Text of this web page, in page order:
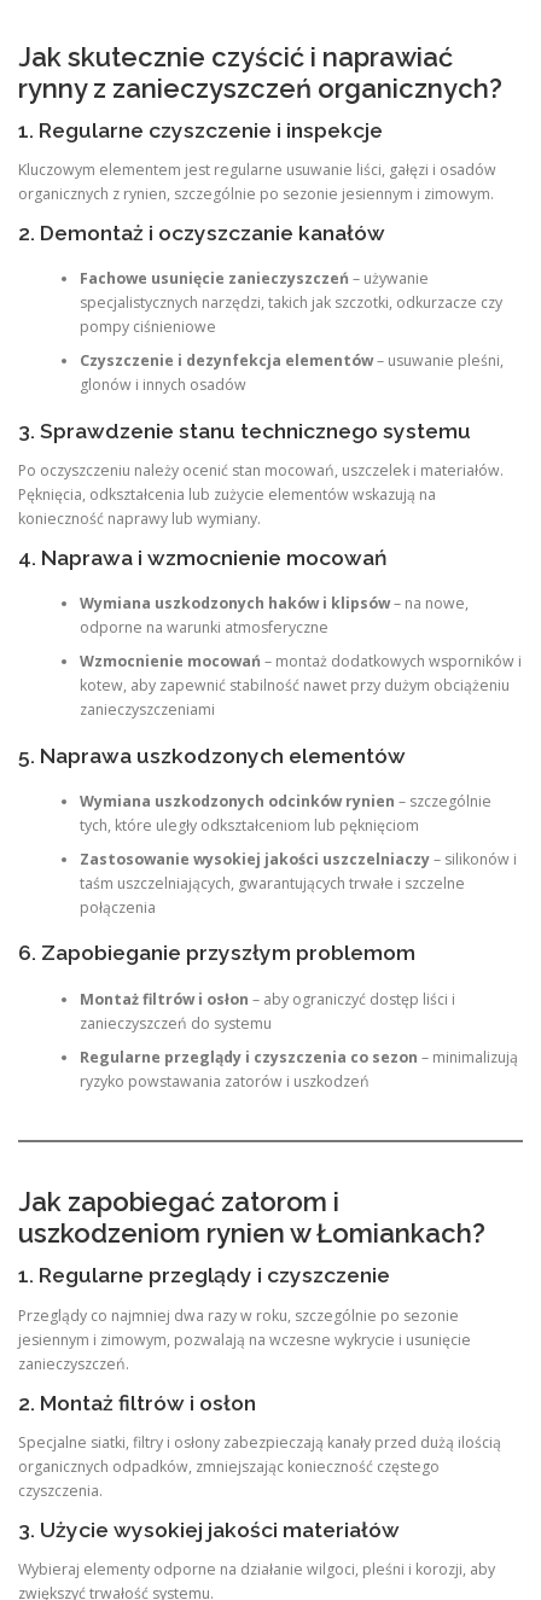
Jak skutecznie czyścić i naprawiać
rynny z zanieczyszczeń organicznych?
1. Regularne czyszczenie i inspekcje
Kluczowym elementem jest regularne usuwanie liści, gałęzi i osadów
organicznych z rynien, szczególnie po sezonie jesiennym i zimowym.
2. Demontaż i oczyszczanie kanałów
Fachowe usunięcie zanieczyszczeń – używanie
specjalistycznych narzędzi, takich jak szczotki, odkurzacze czy
pompy ciśnieniowe
Czyszczenie i dezynfekcja elementów– usuwanie pleśni,
glonów i innych osadów
3. Sprawdzenie stanu technicznego systemu
Po oczyszczeniu należy ocenić stan mocowań, uszczelek i materiałów.
Pęknięcia, odkształcenia lub zużycie elementów wskazują na
konieczność naprawy lub wymiany.
4. Naprawa i wzmocnienie mocowań
Wymiana uszkodzonych haków i klipsów– na nowe,
odporne na warunki atmosferyczne
Wzmocnienie mocowań – montaż dodatkowych wsporników i
kotew, aby zapewnić stabilność nawet przy dużym obciążeniu
zanieczyszczeniami
5. Naprawa uszkodzonych elementów
Wymiana uszkodzonych odcinków rynien – szczególnie
tych, które uległy odkształceniom lub pęknięciom
Zastosowanie wysokiej jakości uszczelniaczy– silikonów i
taśm uszczelniających, gwarantujących trwałe i szczelne
połączenia
6. Zapobieganie przyszłym problemom
Montaż filtrów i osłon – aby ograniczyć dostęp liści i
zanieczyszczeń do systemu
Regularne przeglądy i czyszczenia co sezon – minimalizują
ryzyko powstawania zatorów i uszkodzeń
Jak zapobiegać zatorom i
uszkodzeniom rynien w Łomiankach?
1. Regularne przeglądy i czyszczenie
Przeglądy co najmniej dwa razy w roku, szczególnie po sezonie
jesiennym i zimowym, pozwalają na wczesne wykrycie i usunięcie
zanieczyszczeń.
2. Montaż filtrów i osłon
Specjalne siatki, filtry i osłony zabezpieczają kanały przed dużą ilością
organicznych odpadków, zmniejszając konieczność częstego
czyszczenia.
3. Użycie wysokiej jakości materiałów
Wybieraj elementy odporne na działanie wilgoci, pleśni i korozji, aby
zwiększyć trwałość systemu.